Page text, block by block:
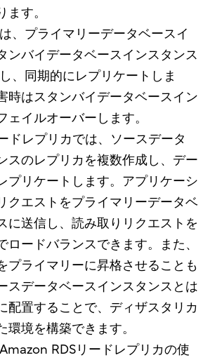
す。
、プライマリーデータベースイ
ンバイデータベースインスタンス
、同期的にレプリケートしま
時はスタンバイデータベースイン
ェイルオーバーします。
ドレプリカでは、ソースデータ
スのレプリカを複数作成し、デー
プリケートします。アプリケーシ
クエストをプライマリーデータベ
に送信し、読み取りリクエストを
ロードバランスできます。また、
プライマリーに昇格させることも
スデータベースインスタンスとは
配置することで、ディザスタリカ
環境を構築できます。
RDSリードレプリカの使